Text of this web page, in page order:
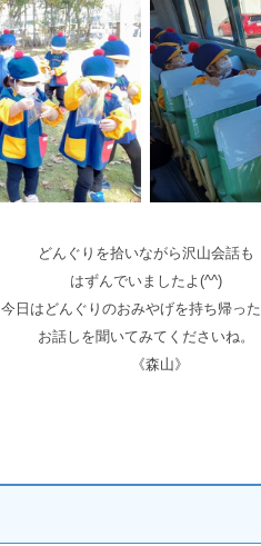
どんぐりを拾いながら沢山会話も
はずんでいましたよ(^^)
今日はどんぐりのおみやげを持ち帰っ
お話しを聞いてみてくださいね。
《森山》